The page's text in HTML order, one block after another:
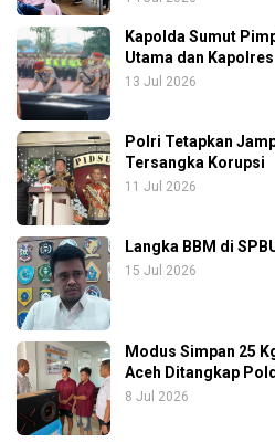
Kapolda Sumut
Utama dan Kapolres
13 Jul 2026
Polri Tetapkan
Tersangka Korupsi
11 Jul 2026
Langka BBM di
15 Jul 2026
Modus Simpan 25
Aceh Ditangkap
8 Jul 2026